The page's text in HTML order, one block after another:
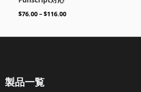
$76.00–$116.00
製品一覧